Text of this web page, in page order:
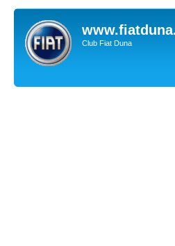
Club Fiat Duna